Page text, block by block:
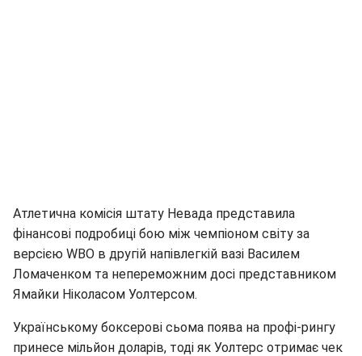
Атлетична комісія штату Невада представила
фінансові подробиці бою між чемпіоном світу за
версією WBO в другій напівлегкій вазі Василем
Ломаченком та непереможним досі представником
Ямайки Ніколасом Уолтерсом.
Українському боксерові сьома поява на профі-рингу
принесе мільйон доларів, тоді як Уолтерс отримає чек